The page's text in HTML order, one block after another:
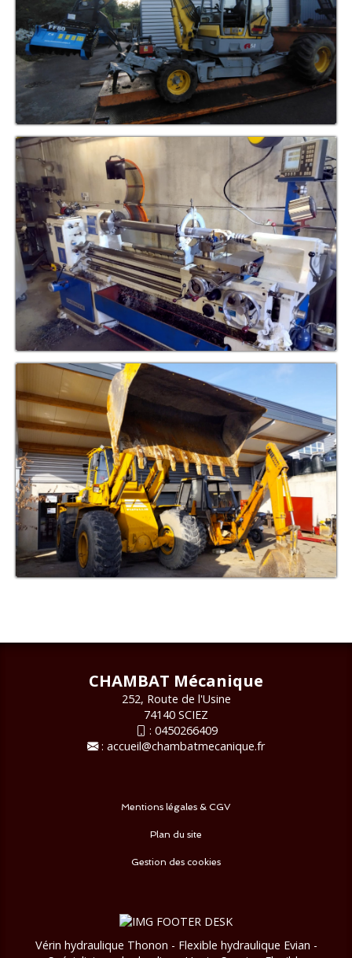
CHAMBAT Mécanique
252, Route de l'Usine
74140 SCIEZ
: 0450266409
: accueil@chambatmecanique.fr
Mentions légales & CGV
Plan du site
Gestion des cookies
Vérin hydraulique Thonon - Flexible hydraulique Evian -